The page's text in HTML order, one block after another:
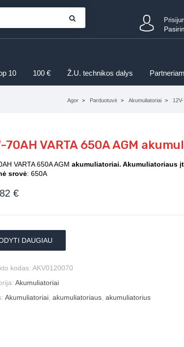
10 100 € Ž.U. technikos dalys
Agor Parduotuvė Akumuliatoriai
70AH VARTA 650A AGM
VARTA 650A AGM akumuliatoriai. Akumuliatoriaus
srovė: 650A
€
DAUGIAU
kodas: AKV0120070
Akumuliatoriai
Akumuliatoriai akumuliatoriaus akumuliatorius